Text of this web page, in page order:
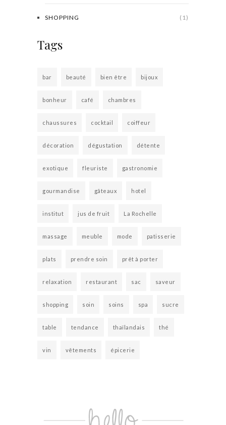
SHOPPING (1)
Tags
bar beauté bien être bijoux
bonheur café chambres
chaussures cocktail coiffeur
décoration dégustation détente
exotique fleuriste gastronomie
gourmandise gâteaux hotel
institut jus de fruit La Rochelle
massage meuble mode patisserie
plats prendre soin prêt à porter
relaxation restaurant sac saveur
shopping soin soins spa sucre
table tendance thaïlandais thé
vin vêtements épicerie